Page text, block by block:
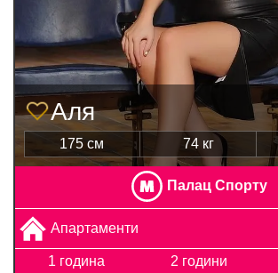
Аля
175 см 74 кг
Палац Спорту
Апартаменти
1 година
2 години